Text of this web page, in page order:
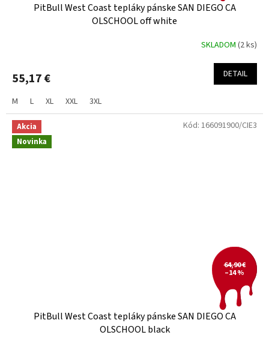
PitBull West Coast tepláky pánske SAN DIEGO CA
OLSCHOOL off white
SKLADOM (2 ks)
55,17 € DETAIL
M L XL XXL 3XL
Akcia
Novinka
64,90 €
–14 %
PitBull West Coast tepláky pánske SAN DIEGO CA
OLSCHOOL black
Kód: 166091900/CIE3